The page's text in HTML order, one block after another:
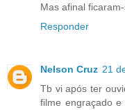
Mas afinal
Responder
Nelson Cruz 21
Tb vi após ter
filme engraçado